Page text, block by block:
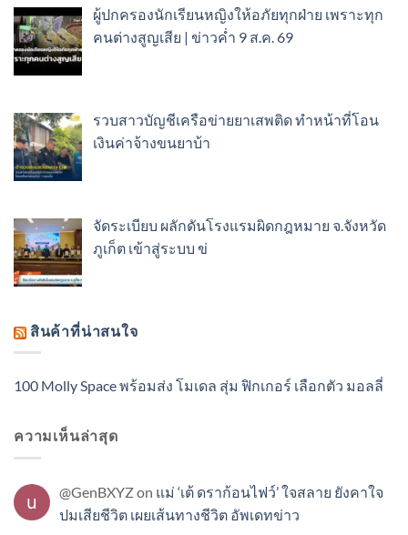
ผู้ปกครองนักเรียนหญิงให้อภัยทุกฝ่าย เพราะทุก
คนต่างสูญเสีย | ข่าวค่ำ 9 ส.ค. 69
รวบสาวบัญชีเครือข่ายยาเสพติด ทำหน้าที่โอน
เงินค่าจ้างขนยาบ้า
จัดระเบียบ ผลักดันโรงแรมผิดกฎหมาย จ.จังหวัด
ภูเก็ต เข้าสู่ระบบ ข่
สินค้าที่น่าสนใจ
100 Molly Space พร้อมส่ง โมเดล สุ่ม ฟิกเกอร์ เลือกตัว มอลลี่
ความเห็นล่าสุด
@GenBXYZon แม่ ‘เต้ ดราก้อนไฟว์’ ใจสลาย ยังคาใจ
ปมเสียชีวิต เผยเส้นทางชีวิต อัพเดทข่าว